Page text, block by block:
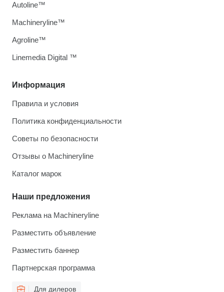
Информация
Правила и условия
Политика конфиденциальности
Советы по безопасности
Отзывы о Machineryline
Каталог марок
Наши предложения
Реклама на Machineryline
Разместить объявление
Разместить баннер
Партнерская программа
Для дилеров
Autoline™
Machineryline™
Agroline™
Linemedia Digital ™